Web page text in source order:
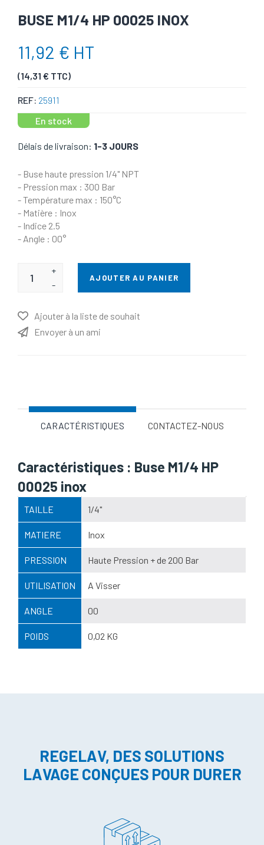
BUSE M1/4 HP 00025 INOX
11,92 € HT
(14,31 € TTC)
REF: 25911
En stock
Délais de livraison: 1-3 JOURS
- Buse haute pression 1/4" NPT
- Pression max : 300 Bar
- Température max : 150°C
- Matière : Inox
- Indice 2.5
- Angle : 00°
+
-
AJOUTER AU PANIER
Ajouter à la liste de souhait
Envoyer à un ami
CARACTÉRISTIQUES CONTACTEZ-NOUS
Caractéristiques : Buse M1/4 HP
00025 inox
TAILLE 1/4"
MATIERE Inox
PRESSION Haute Pression + de 200 Bar
UTILISATION A Visser
ANGLE 00
POIDS 0,02 KG
REGELAV, DES SOLUTIONS
LAVAGE CONÇUES POUR DURER